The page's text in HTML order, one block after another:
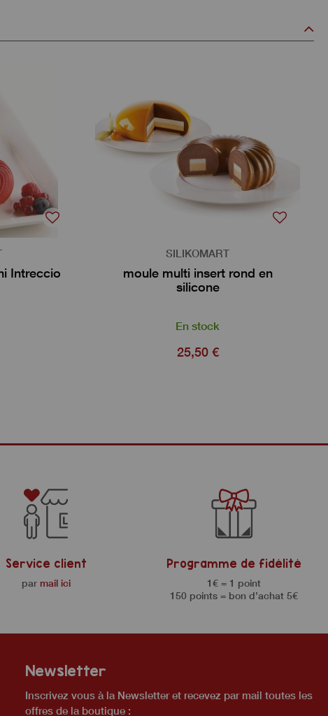
Intreccio
SILIKOMART
moule multi insert rond en
silicone
En stock
25,50 €
Service client
par mail ici
Programme de fidélité
1€ = 1 point
150 points = bon d’achat 5€
Newsletter
Inscrivez vous à la Newsletter et recevez par mail toutes les
offres de la boutique :